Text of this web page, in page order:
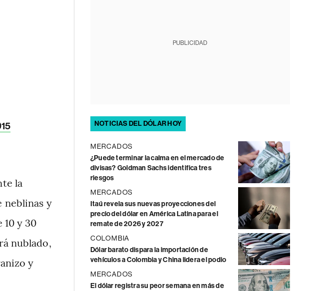
la
neblinas y
y 30
nublado,
y
PUBLICIDAD
NOTICIAS DEL DÓLAR HOY
MERCADOS
¿Puede terminar la calma en el mercado de
divisas? Goldman Sachs identifica tres
riesgos
MERCADOS
Itaú revela sus nuevas proyecciones del
precio del dólar en América Latina para el
remate de 2026 y 2027
COLOMBIA
Dólar barato dispara la importación de
vehículos a Colombia y China lidera el podio
MERCADOS
El dólar registra su peor semana en más de